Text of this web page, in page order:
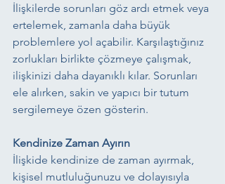
İlişkilerde sorunları göz ardı etmek veya
ertelemek, zamanla daha büyük
problemlere yol açabilir. Karşılaştığınız
zorlukları birlikte çözmeye çalışmak,
ilişkinizi daha dayanıklı kılar. Sorunları
ele alırken, sakin ve yapıcı bir tutum
sergilemeye özen gösterin.
Kendinize Zaman Ayırın
İlişkide kendinize de zaman ayırmak,
kişisel mutluluğunuzu ve dolayısıyla